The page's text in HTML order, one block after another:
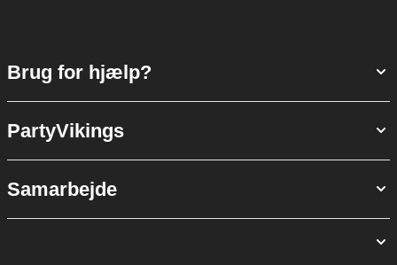
Brug for hjælp?
PartyVikings
Samarbejde